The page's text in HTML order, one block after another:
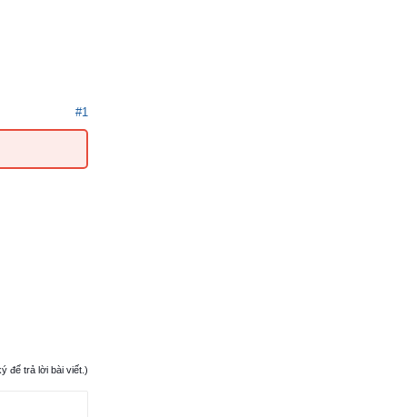
#1
để trả lời bài viết.)